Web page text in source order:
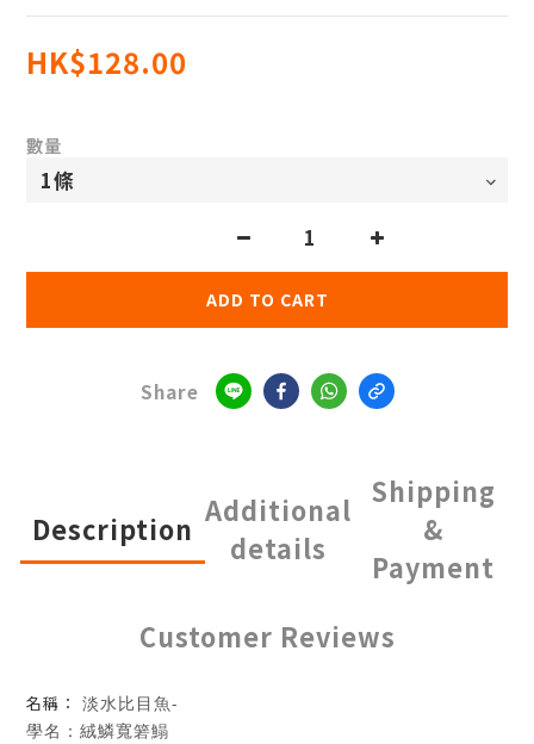
HK$128.00
數量
ADD TO CART
Share
Description
Additional
details
Shipping
&
Payment
Customer Reviews
名稱：
淡水比目魚-
學名：絨鱗寬箬鰨